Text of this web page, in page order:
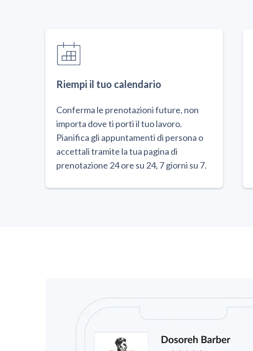
Riempi il tuo calendario
Conferma le prenotazioni future, non
importa dove ti porti il tuo lavoro.
Pianifica gli appuntamenti di persona o
accettali tramite la tua pagina di
prenotazione 24 ore su 24, 7 giorni su 7.